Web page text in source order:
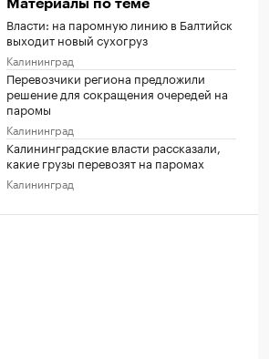
Материалы по теме
Власти: на паромную линию в Балтийск
выходит новый сухогруз
Калининград
Перевозчики региона предложили
решение для сокращения очередей на
паромы
Калининград
Калининградские власти рассказали,
какие грузы перевозят на паромах
Калининград